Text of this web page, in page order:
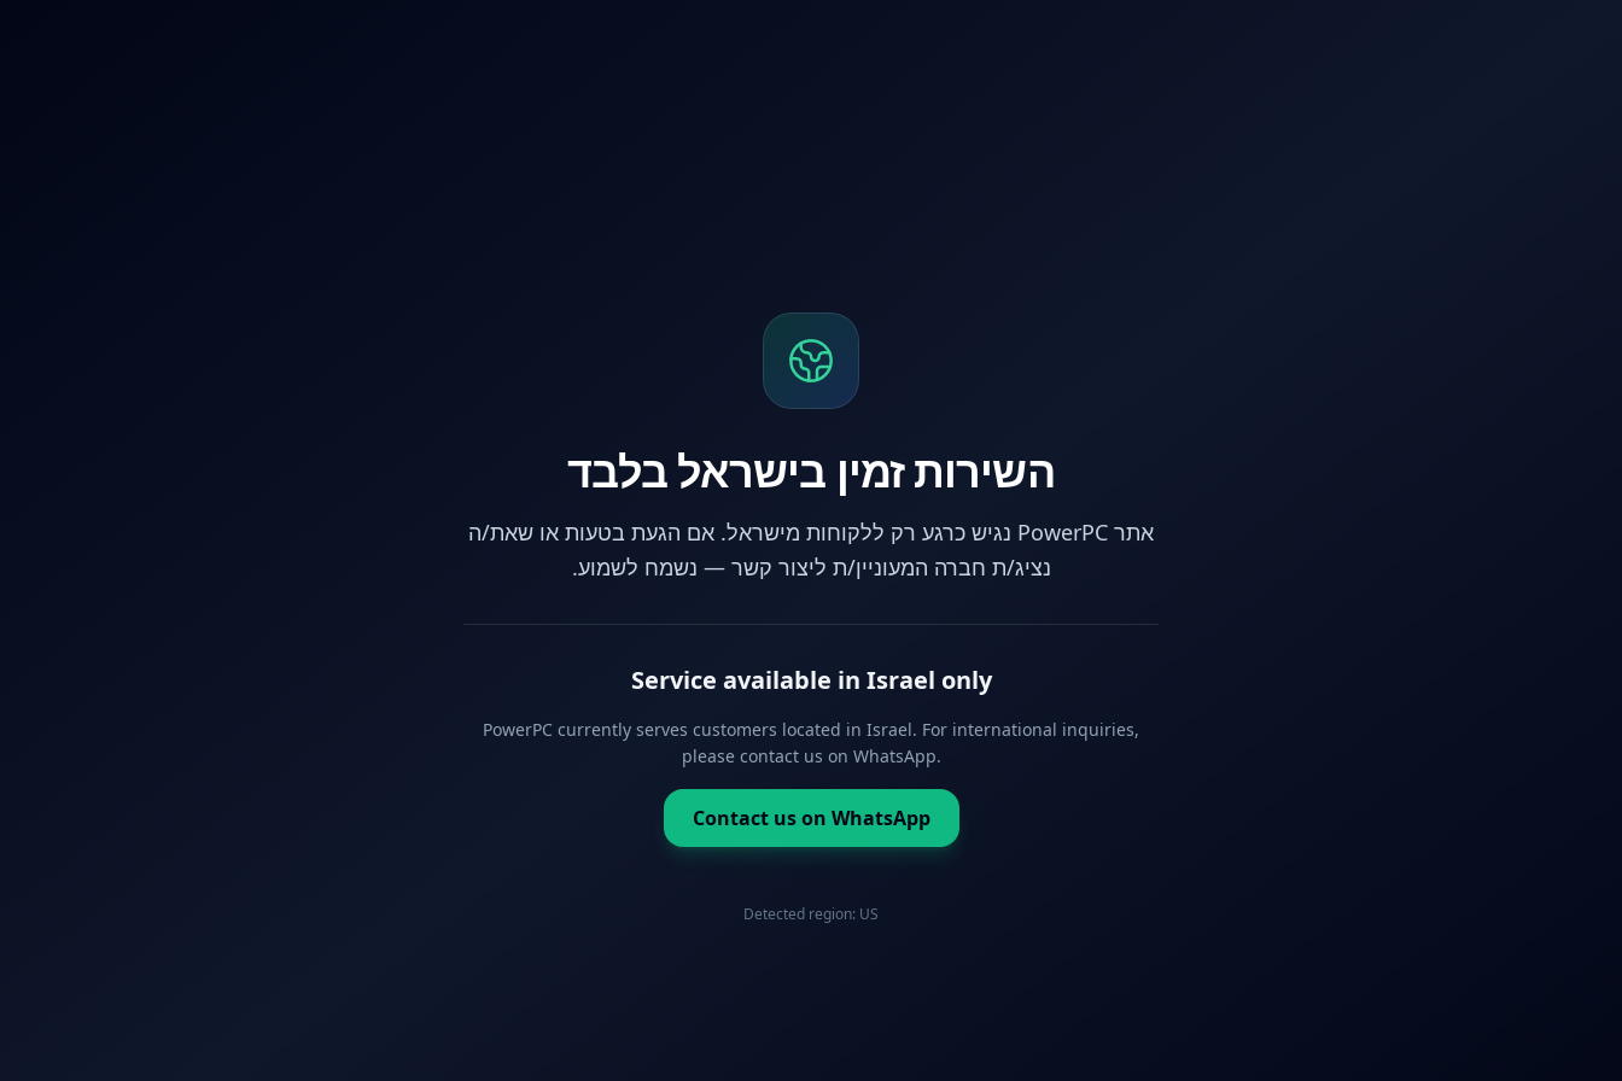
השירות זמין בישראל בלבד
אתר PowerPC נגיש כרגע רק ללקוחות מישראל. אם הגעת בטעות או שאת/ה
נציג/ת חברה המעוניין/ת ליצור קשר — נשמח לשמוע.
Service available in Israel only
PowerPC currently serves customers located in Israel. For international inquiries,
please contact us on WhatsApp.
Contact us on WhatsApp
Detected region: US